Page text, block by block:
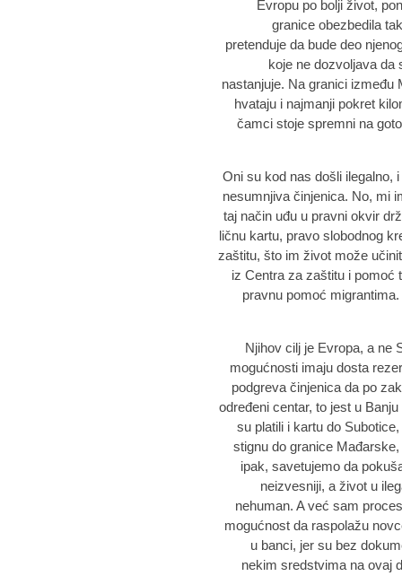
Evropu po bolji život,
granice obezbedila
pretenduje da bude deo
koje ne dozvoljava da
nastanjuje. Na granici između
hvataju i najmanji pokret
čamci stoje spremni na
„Oni su kod nas došli
nesumnjiva činjenica. No, mi
taj način uđu u pravni okvir
ličnu kartu, pravo slobodnog
zaštitu, što im život može
iz Centra za zaštitu i pomoć
pravnu pomoć
„Njihov cilj je Evropa, a
mogućnosti imaju dosta
podgreva činjenica da po
određeni centar, to jest u
su platili i kartu do
stignu do granice
ipak, savetujemo da
neizvesniji, a život u
nehuman. A već sam
mogućnost da raspolažu
u banci, jer su bez
nekim sredstvima na ovaj